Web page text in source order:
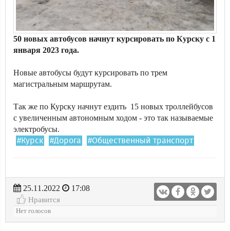
50 новых автобусов начнут курсировать по Курску с 1
января 2023 года.
Новые автобусы будут курсировать по трем
магистральным маршрутам.
Так же по Курску начнут ездить 15 новых троллейбусов
с увеличенным автономным ходом - это так называемые
электробусы.
#Курск #Дорога #Общественный транспорт
25.11.2022
17:08
Нравится
Нет голосов